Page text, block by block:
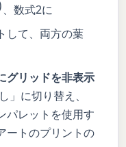
、数式2に
して、両方の葉
グリッドを非表示
」に切り替え、
パレットを使用す
ートのプリントの